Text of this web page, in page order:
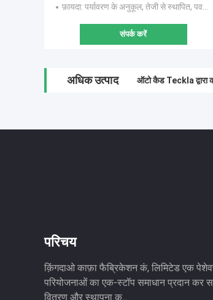
फ़ायदा: पर्यावरण के अनुकूल, तेजी से स्थापित, पवन सबूत, हल्के, अग्निरोधक
संपर्क करें
अधिक उत्पाद अनुकूलित औद्योगिक इस्पात
परिचय
क़िंगदाओ काफ़ा फैब्रिकेशन कं, लिमिटेड एक
परियोजनाओं का एक-स्टॉप समाधान प्रदान कर
वितरण और स्थापना क...